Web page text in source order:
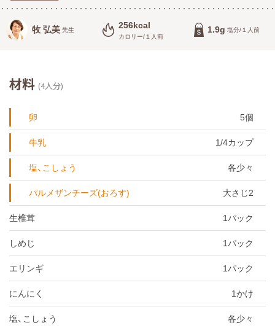
牧 弘美 先生 256kcal
カロリー/１人前
1.9g 塩分/１人前
材料 (4人分)
卵 5個
牛乳 1/4カップ
塩、こしょう 各少々
パルメザンチーズ(おろす) 大さじ2
生椎茸 1パック
しめじ 1パック
エリンギ 1パック
にんにく 1かけ
塩、こしょう 各少々